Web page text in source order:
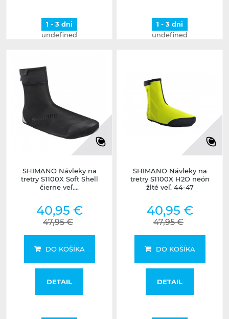
1 - 3 dni
undefined
1 - 3 dni
undefined
SHIMANO Návleky na
tretry S1100X Soft Shell
čierne veľ....
40,95 €
47,95 €
DO KOŠÍKA
DETAIL
SHIMANO Návleky na
tretry S1100X H2O neón
žlté veľ. 44-47
40,95 €
47,95 €
DO KOŠÍKA
DETAIL